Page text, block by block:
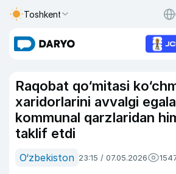
Toshkent
Raqobat qo‘mitasi
xaridorlarini avvalgi
kommunal qarzlaridan
taklif etdi
O‘zbekiston 23:15 / 07.05.2026